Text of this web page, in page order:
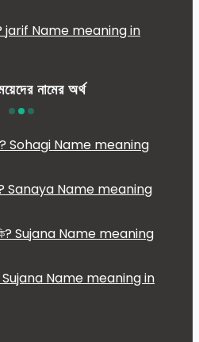
কি? jarif Name meaning in
নামের অর্থ
কি? Sohagi Name meaning
কি ? Sanaya Name meaning
Sujana Name meaning in